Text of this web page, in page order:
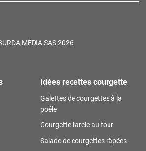
MÉDIA SAS 2026
Idées recettes courgette
Galettes de courgettes à la
poêle
Courgette farcie au four
Salade de courgettes râpées